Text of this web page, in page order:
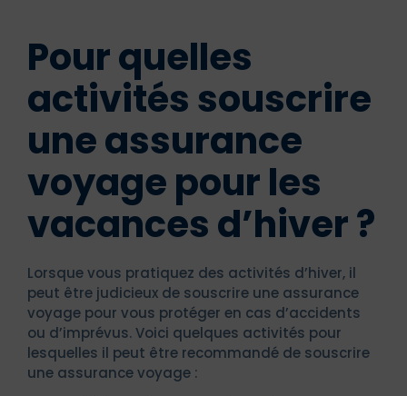
Pour quelles
activités souscrire
une assurance
voyage pour les
vacances d’hiver ?
Lorsque vous pratiquez des activités d’hiver, il
peut être judicieux de souscrire une assurance
voyage pour vous protéger en cas d’accidents
ou d’imprévus. Voici quelques activités pour
lesquelles il peut être recommandé de souscrire
une assurance voyage :